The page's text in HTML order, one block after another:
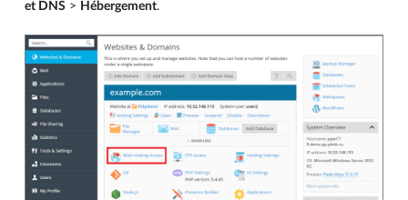
et DNS > Hébergement.